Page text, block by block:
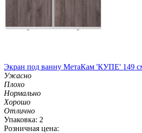
Экран под ванну МетаКам 'КУПЕ' 149
Ужасно
Плохо
Нормально
Хорошо
Отлично
Упаковка: 2
Розничная цена: